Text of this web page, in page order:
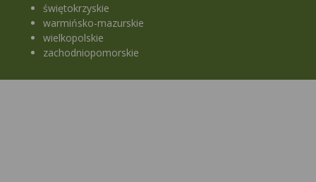
świętokrzyskie
warmińsko-mazurskie
wielkopolskie
zachodniopomorskie